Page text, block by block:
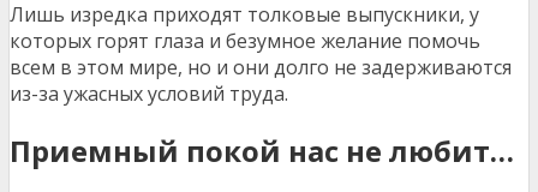
Лишь изредка приходят толковые выпускники, у
которых горят глаза и безумное желание помочь
всем в этом мире, но и они долго не задерживаются
из-за ужасных условий труда.
Приемный покой нас не любит…